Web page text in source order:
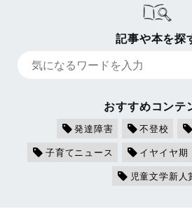
記事や本を探
おすすめコンテ
発達障害 不登校
子育てニュース
イヤイヤ期
児童文学新人